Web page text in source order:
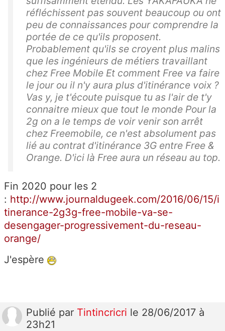
réfléchissent pas souvent beaucoup ou ont
peu de connaissances pour comprendre la
portée de ce qu'ils proposent.
Probablement qu'ils se croyent plus malins
que les ingénieurs de métiers travaillant
chez Free Mobile Et comment Free va faire
le jour ou il n'y aura plus d'itinérance voix ?
Vas y, je t'écoute puisque tu as l'air de t'y
connaitre mieux que tout le monde Pour la
2g on a le temps de voir venir son arrêt
chez Freemobile, ce n'est absolument pas
lié au contrat d'itinérance 3G entre Free &
Orange. D'ici là Free aura un réseau au top.
Fin 2020 pour les 2
: http://www.journaldugeek.com/2016/06/15/i
tinerance-2g3g-free-mobile-va-se-
desengager-progressivement-du-reseau-
orange/
J'espère
Publié par Tintincricri le 28/06/2017 à
23h21